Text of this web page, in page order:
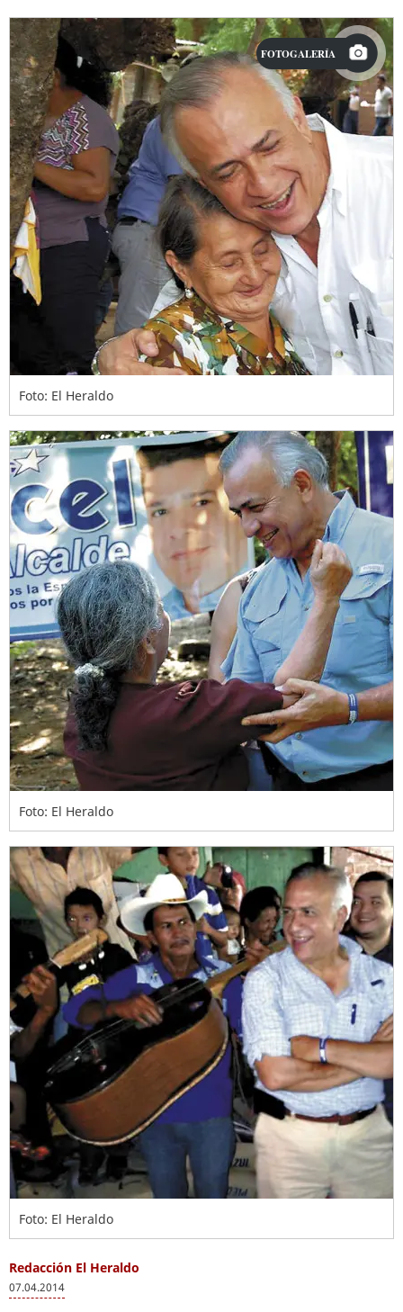
FOTOGALERÍA
Foto: El Heraldo
Foto: El Heraldo
Foto: El Heraldo
Redacción El Heraldo
07.04.2014